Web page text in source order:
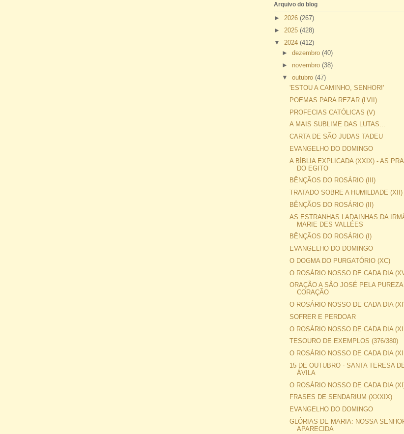
Arquivo do blog
► 2026 (267)
► 2025 (428)
▼ 2024 (412)
► dezembro (40)
► novembro (38)
▼ outubro (47)
'ESTOU A CAMINHO, SENHOR!'
POEMAS PARA REZAR (LVII)
PROFECIAS CATÓLICAS (V)
A MAIS SUBLIME DAS LUTAS...
CARTA DE SÃO JUDAS TADEU
EVANGELHO DO DOMINGO
A BÍBLIA EXPLICADA (XXIX) - AS
DO EGITO
BÊNÇÃOS DO ROSÁRIO (III)
TRATADO SOBRE A HUMILDADE (XII)
BÊNÇÃOS DO ROSÁRIO (II)
AS ESTRANHAS LADAINHAS DA
MARIE DES VALLÉES
BÊNÇÃOS DO ROSÁRIO (I)
EVANGELHO DO DOMINGO
O DOGMA DO PURGATÓRIO (XC)
O ROSÁRIO NOSSO DE CADA DIA
ORAÇÃO A SÃO JOSÉ PELA
CORAÇÃO
O ROSÁRIO NOSSO DE CADA DIA
SOFRER E PERDOAR
O ROSÁRIO NOSSO DE CADA DIA
TESOURO DE EXEMPLOS (376/380)
O ROSÁRIO NOSSO DE CADA DIA
15 DE OUTUBRO - SANTA TERESA
ÁVILA
O ROSÁRIO NOSSO DE CADA DIA
FRASES DE SENDARIUM (XXXIX)
EVANGELHO DO DOMINGO
GLÓRIAS DE MARIA: NOSSA
APARECIDA